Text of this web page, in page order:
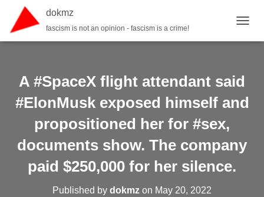
dokmz
fascism is not an opinion - fascism is a crime!
A #SpaceX flight attendant said
#ElonMusk exposed himself and
propositioned her for #sex,
documents show. The company
paid $250,000 for her silence.
Published by dokmz on May 20, 2022